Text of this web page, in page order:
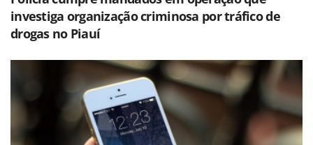
investiga organização criminosa por tráfico de
drogas no Piauí